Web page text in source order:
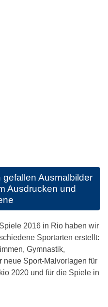
gefallen Ausmalbilder
Ausdrucken und
2016 in Rio haben wir
Sportarten erstellt:
Gymnastik,
neue Sport-Malvorlagen für
2020 und für die Spiele in